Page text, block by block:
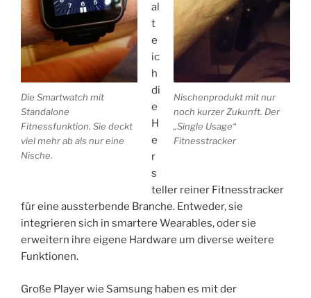
Die Smartwatch mit
Standalone
Fitnessfunktion. Sie deckt
viel mehr ab als nur eine
Nische.
Nischenprodukt mit nur
noch kurzer Zukunft. Der
„Single Usage“
Fitnesstracker
al
t
e
ic
h
di
e
H
e
r
s
teller reiner Fitnesstracker
für eine aussterbende Branche. Entweder, sie
integrieren sich in smartere Wearables, oder sie
erweitern ihre eigene Hardware um diverse weitere
Funktionen.
Große Player wie Samsung haben es mit der